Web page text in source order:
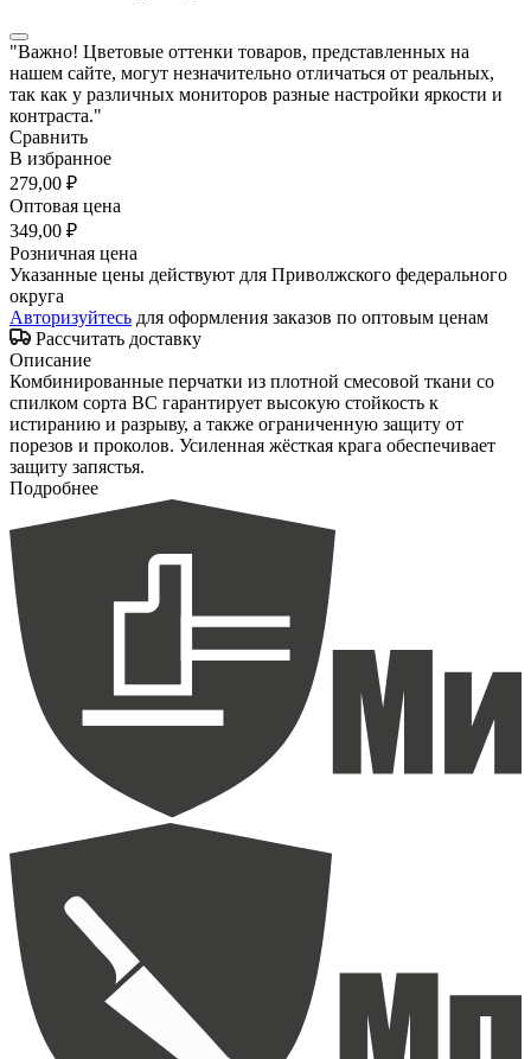
"Важно! Цветовые оттенки товаров, представленных на
нашем сайте, могут незначительно отличаться от реальных,
так как у различных мониторов разные настройки яркости и
контраста."
Сравнить
В избранное
279,00 ₽
Оптовая цена
349,00 ₽
Розничная цена
Указанные цены действуют для Приволжского федерального
округа
Авторизуйтесь для оформления заказов по оптовым ценам
Рассчитать доставку
Описание
Комбинированные перчатки из плотной смесовой ткани со
спилком сорта ВС гарантирует высокую стойкость к
истиранию и разрыву, а также ограниченную защиту от
порезов и проколов. Усиленная жёсткая крага обеспечивает
защиту запястья.
Подробнее